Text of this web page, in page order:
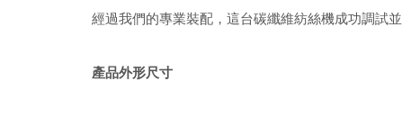
經過我們的專業裝配，這台碳纖維紡絲機成功調試並
產品外形尺寸